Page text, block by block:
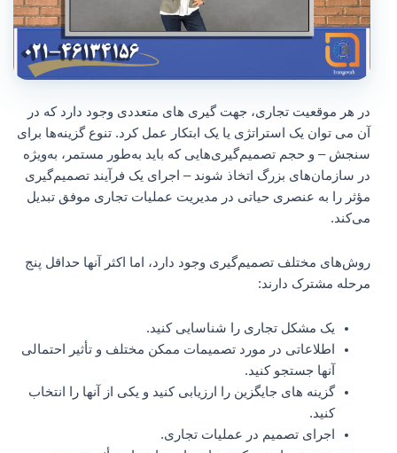
در هر موقعیت تجاری، جهت گیری های متعددی وجود دارد که در
آن می توان یک استراتژی یا یک ابتکار عمل کرد. تنوع گزینه‌ها برای
سنجش – و حجم تصمیم‌گیری‌هایی که باید به‌طور مستمر، به‌ویژه
در سازمان‌های بزرگ اتخاذ شوند – اجرای یک فرآیند تصمیم‌گیری
مؤثر را به عنصری حیاتی در مدیریت عملیات تجاری موفق تبدیل
می‌کند.
روش‌های مختلف تصمیم‌گیری وجود دارد، اما اکثر آنها حداقل پنج
مرحله مشترک دارند:
یک مشکل تجاری را شناسایی کنید.
اطلاعاتی در مورد تصمیمات ممکن مختلف و تأثیر احتمالی
آنها جستجو کنید.
گزینه های جایگزین را ارزیابی کنید و یکی از آنها را انتخاب
کنید.
اجرای تصمیم در عملیات تجاری.